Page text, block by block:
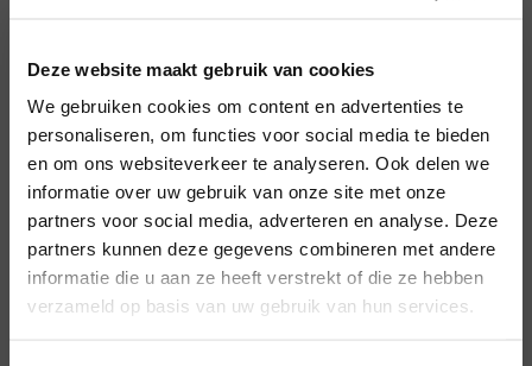
Deze website maakt gebruik van cookies
We gebruiken cookies om content en advertenties te
personaliseren, om functies voor social media te bieden
en om ons websiteverkeer te analyseren. Ook delen we
informatie over uw gebruik van onze site met onze
partners voor social media, adverteren en analyse. Deze
partners kunnen deze gegevens combineren met andere
informatie die u aan ze heeft verstrekt of die ze hebben
verzameld op basis van uw gebruik van hun services.
PSYCHOLOGEN
Noord Holland
Zuid Holland
Noord Brabant
Gelderland
Utrecht
Overijssel
Zeeland
Amsterdam
Almere
Hillegom
Den Bosch
Eindhoven
Den Haag
Leiden
Middelburg
Nijmegen
Roosendaal
Rotterdam